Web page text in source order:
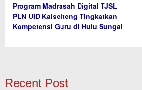
Program Madrasah Digital TJSL
PLN UID Kalselteng Tingkatkan
Kompetensi Guru di Hulu Sungai
Recent Post